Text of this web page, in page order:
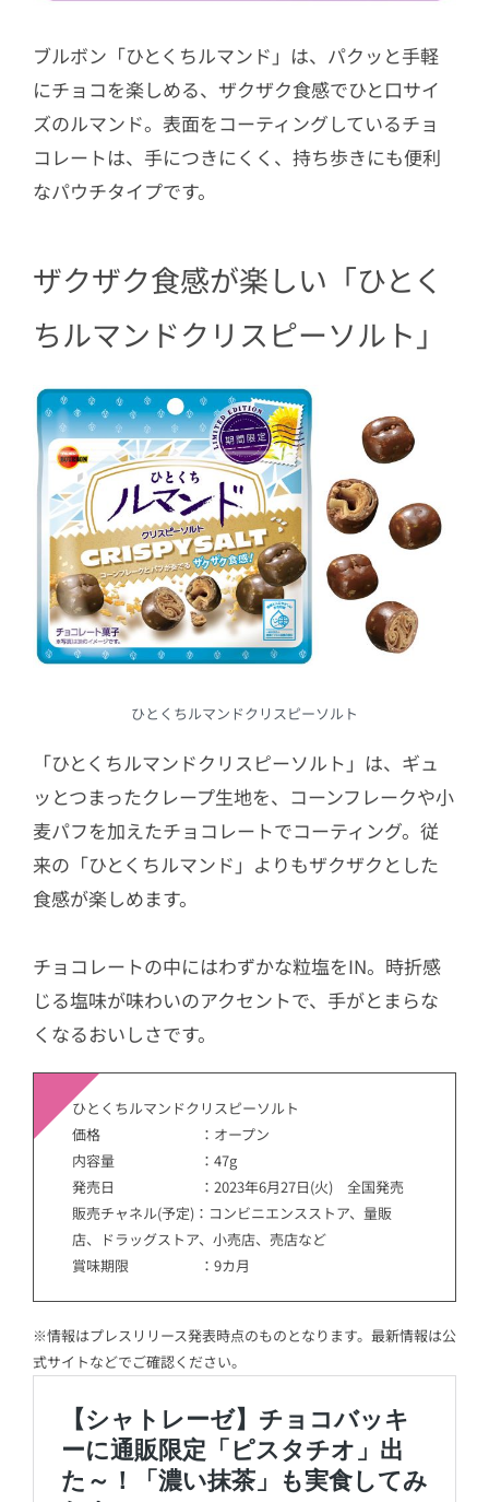
ブルボン「ひとくちルマンド」は、パクッと手軽
にチョコを楽しめる、ザクザク食感でひと口サイ
ズのルマンド。表面をコーティングしているチョ
コレートは、手につきにくく、持ち歩きにも便利
なパウチタイプです。
ザクザク食感が楽しい「ひとく
ちルマンドクリスピーソルト」
ひとくちルマンドクリスピーソルト
「ひとくちルマンドクリスピーソルト」は、ギュ
ッとつまったクレープ生地を、コーンフレークや小
麦パフを加えたチョコレートでコーティング。従
来の「ひとくちルマンド」よりもザクザクとした
食感が楽しめます。
チョコレートの中にはわずかな粒塩をIN。時折感
じる塩味が味わいのアクセントで、手がとまらな
くなるおいしさです。
ひとくちルマンドクリスピーソルト
価格 ：オープン
内容量 ：47g
発売日 ：2023年6月27日(火) 全国発売
販売チャネル(予定)：コンビニエンスストア、量販
店、ドラッグストア、小売店、売店など
賞味期限 ：9カ月
※情報はプレスリリース発表時点のものとなります。最新情報は公
式サイトなどでご確認ください。